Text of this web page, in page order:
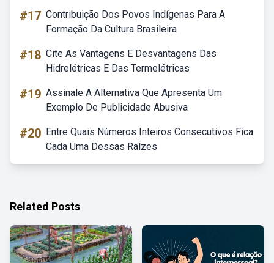
#17 Contribuição Dos Povos Indígenas Para A
Formação Da Cultura Brasileira
#18 Cite As Vantagens E Desvantagens Das
Hidrelétricas E Das Termelétricas
#19 Assinale A Alternativa Que Apresenta Um
Exemplo De Publicidade Abusiva
#20 Entre Quais Números Inteiros Consecutivos Fica
Cada Uma Dessas Raízes
Related Posts